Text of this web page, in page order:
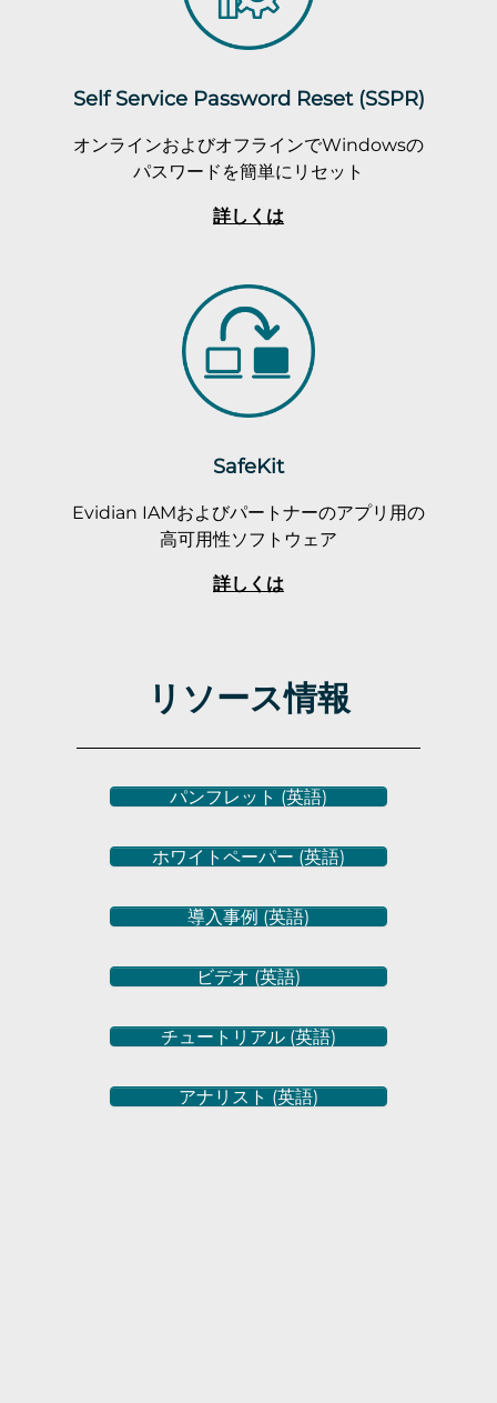
Self Service Password Reset (SSPR)
オンラインおよびオフラインでWindowsの
パスワードを簡単にリセット
詳しくは
SafeKit
Evidian IAMおよびパートナーのアプリ用の
高可用性ソフトウェア
詳しくは
リソース情報
パンフレット (英語)
ホワイトペーパー (英語)
導入事例 (英語)
ビデオ (英語)
チュートリアル (英語)
アナリスト (英語)